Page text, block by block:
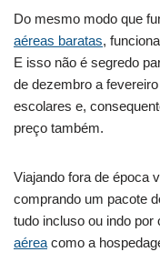
Do mesmo modo que
aéreas baratas,
E isso não é segredo
de dezembro a
escolares e,
preço também.
Viajando fora de época
comprando um pacote
tudo incluso ou indo por
aérea como a